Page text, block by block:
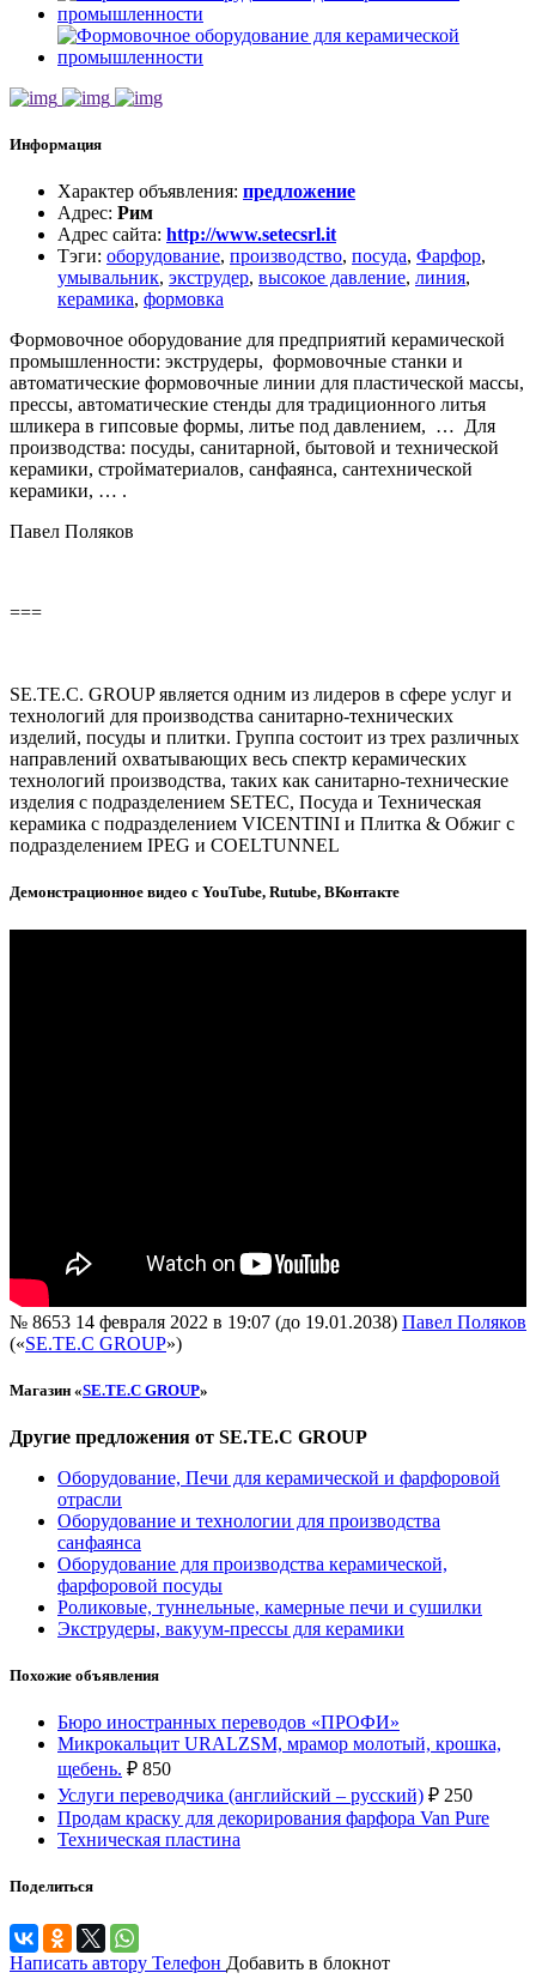
Информация
Характер объявления: предложение
Адрес: Рим
Адрес сайта: http://www.setecsrl.it
Тэги: оборудование, производство, посуда, Фарфор,
умывальник, экструдер, высокое давление, линия,
керамика, формовка
Формовочное оборудование для предприятий керамической
промышленности: экструдеры, формовочные станки и
автоматические формовочные линии для пластической массы,
прессы, автоматические стенды для традиционного литья
шликера в гипсовые формы, литье под давлением, … Для
производства: посуды, санитарной, бытовой и технической
керамики, стройматериалов, санфаянса, сантехнической
керамики, … .
Павел Поляков
===
SE.TE.C. GROUP является одним из лидеров в сфере услуг и
технологий для производства санитарно-технических
изделий, посуды и плитки. Группа состоит из трех различных
направлений охватывающих весь спектр керамических
технологий производства, таких как санитарно-технические
изделия с подразделением SETEC, Посуда и Техническая
керамика с подразделением VICENTINI и Плитка & Обжиг с
подразделением IPEG и COELTUNNEL
Демонстрационное видео с YouTube, Rutube, ВКонтакте
№ 8653 14 февраля 2022 в 19:07 (до 19.01.2038) Павел Поляков
(«SE.TE.C GROUP»)
Магазин «SE.TE.C GROUP»
Другие предложения от SE.TE.C GROUP
Оборудование, Печи для керамической и фарфоровой
отрасли
Оборудование и технологии для производства
санфаянса
Оборудование для производства керамической,
фарфоровой посуды
Роликовые, туннельные, камерные печи и сушилки
Экструдеры, вакуум-прессы для керамики
Похожие объявления
Бюро иностранных переводов «ПРОФИ»
Микрокальцит URALZSM, мрамор молотый, крошка,
щебень. ₽ 850
Услуги переводчика (английский – русский) ₽ 250
Продам краску для декорирования фарфора Van Pure
Техническая пластина
Поделиться
Написать автору Телефон Добавить в блокнот